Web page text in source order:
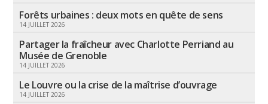
Forêts urbaines : deux mots en quête de sens
14 JUILLET 2026
Partager la fraîcheur avec Charlotte Perriand au
Musée de Grenoble
14 JUILLET 2026
Le Louvre ou la crise de la maîtrise d’ouvrage
14 JUILLET 2026